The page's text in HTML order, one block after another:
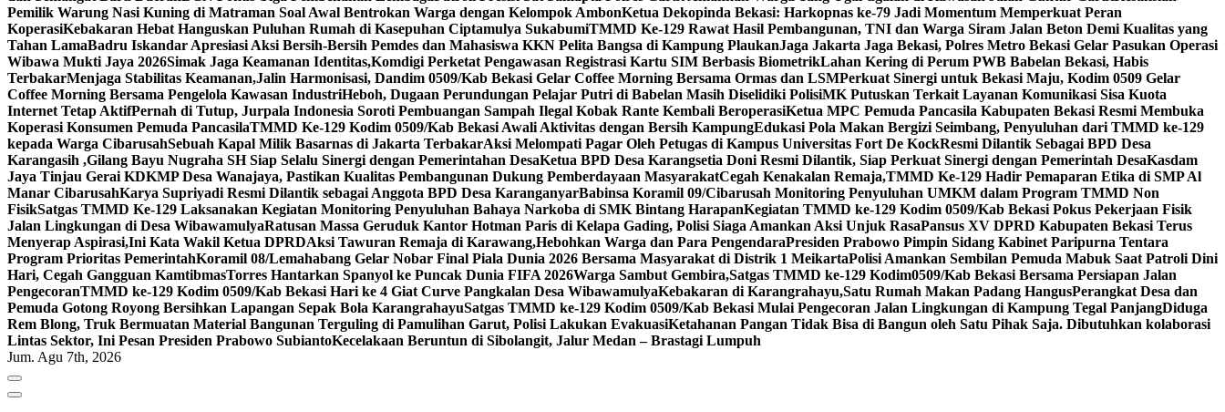
Pemilik Warung Nasi Kuning di Matraman Soal Awal Bentrokan Warga dengan Kelompok AmbonKetua Dekopinda Bekasi: Harkopnas ke-79 Jadi Momentum Memperkuat Peran
KoperasiKebakaran Hebat Hanguskan Puluhan Rumah di Kasepuhan Ciptamulya SukabumiTMMD Ke-129 Rawat Hasil Pembangunan, TNI dan Warga Siram Jalan Beton Demi Kualitas yang
Tahan LamaBadru Iskandar Apresiasi Aksi Bersih-Bersih Pemdes dan Mahasiswa KKN Pelita Bangsa di Kampung PlaukanJaga Jakarta Jaga Bekasi, Polres Metro Bekasi Gelar Pasukan Operasi
Wibawa Mukti Jaya 2026Simak Jaga Keamanan Identitas,Komdigi Perketat Pengawasan Registrasi Kartu SIM Berbasis BiometrikLahan Kering di Perum PWB Babelan Bekasi, Habis
TerbakarMenjaga Stabilitas Keamanan,Jalin Harmonisasi, Dandim 0509/Kab Bekasi Gelar Coffee Morning Bersama Ormas dan LSMPerkuat Sinergi untuk Bekasi Maju, Kodim 0509 Gelar
Coffee Morning Bersama Pengelola Kawasan IndustriHeboh, Dugaan Perundungan Pelajar Putri di Babelan Masih Diselidiki PolisiMK Putuskan Terkait Layanan Komunikasi Sisa Kuota
Internet Tetap AktifPernah di Tutup, Jurpala Indonesia Soroti Pembuangan Sampah Ilegal Kobak Rante Kembali BeroperasiKetua MPC Pemuda Pancasila Kabupaten Bekasi Resmi Membuka
Koperasi Konsumen Pemuda PancasilaTMMD Ke-129 Kodim 0509/Kab Bekasi Awali Aktivitas dengan Bersih KampungEdukasi Pola Makan Bergizi Seimbang, Penyuluhan dari TMMD ke-129
kepada Warga CibarusahSebuah Kapal Milik Basarnas di Jakarta TerbakarAksi Melompati Pagar Oleh Petugas di Kampus Universitas Fort De KockResmi Dilantik Sebagai BPD Desa
Karangasih ,Gilang Bayu Nugraha SH Siap Selalu Sinergi dengan Pemerintahan DesaKetua BPD Desa Karangsetia Doni Resmi Dilantik, Siap Perkuat Sinergi dengan Pemerintah DesaKasdam
Jaya Tinjau Gerai KDKMP Desa Wanajaya, Pastikan Kualitas Pembangunan Dukung Pemberdayaan MasyarakatCegah Kenakalan Remaja,TMMD Ke-129 Hadir Pemaparan Etika di SMP Al
Manar CibarusahKarya Supriyadi Resmi Dilantik sebagai Anggota BPD Desa KaranganyarBabinsa Koramil 09/Cibarusah Monitoring Penyuluhan UMKM dalam Program TMMD Non
FisikSatgas TMMD Ke-129 Laksanakan Kegiatan Monitoring Penyuluhan Bahaya Narkoba di SMK Bintang HarapanKegiatan TMMD ke-129 Kodim 0509/Kab Bekasi Pokus Pekerjaan Fisik
Jalan Lingkungan di Desa WibawamulyaRatusan Massa Geruduk Kantor Hotman Paris di Kelapa Gading, Polisi Siaga Amankan Aksi Unjuk RasaPansus XV DPRD Kabupaten Bekasi Terus
Menyerap Aspirasi,Ini Kata Wakil Ketua DPRDAksi Tawuran Remaja di Karawang,Hebohkan Warga dan Para PengendaraPresiden Prabowo Pimpin Sidang Kabinet Paripurna Tentara
Program Prioritas PemerintahKoramil 08/Lemahabang Gelar Nobar Final Piala Dunia 2026 Bersama Masyarakat di Distrik 1 MeikartaPolisi Amankan Sembilan Pemuda Mabuk Saat Patroli Dini
Hari, Cegah Gangguan KamtibmasTorres Hantarkan Spanyol ke Puncak Dunia FIFA 2026Warga Sambut Gembira,Satgas TMMD ke-129 Kodim0509/Kab Bekasi Bersama Persiapan Jalan
PengecoranTMMD ke-129 Kodim 0509/Kab Bekasi Hari ke 4 Giat Curve Pangkalan Desa WibawamulyaKebakaran di Karangrahayu,Satu Rumah Makan Padang HangusPerangkat Desa dan
Pemuda Gotong Royong Bersihkan Lapangan Sepak Bola KarangrahayuSatgas TMMD ke-129 Kodim 0509/Kab Bekasi Mulai Pengecoran Jalan Lingkungan di Kampung Tegal PanjangDiduga
Rem Blong, Truk Bermuatan Material Bangunan Terguling di Pamulihan Garut, Polisi Lakukan EvakuasiKetahanan Pangan Tidak Bisa di Bangun oleh Satu Pihak Saja. Dibutuhkan kolaborasi
Lintas Sektor, Ini Pesan Presiden Prabowo SubiantoKecelakaan Beruntun di Sibolangit, Jalur Medan – Brastagi Lumpuh
Jum. Agu 7th, 2026